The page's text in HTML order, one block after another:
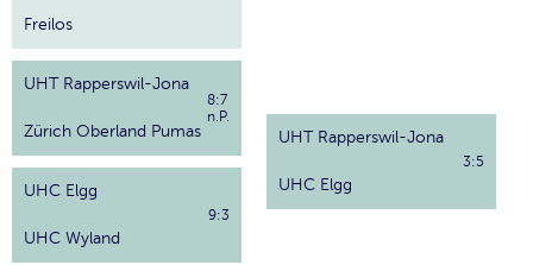
Freilos
UHT Rapperswil-Jona
Zürich Oberland Pumas
8:7
n.P.
UHC Elgg
UHC Wyland
9:3
UHT Rapperswil-Jona
UHC Elgg
3:5